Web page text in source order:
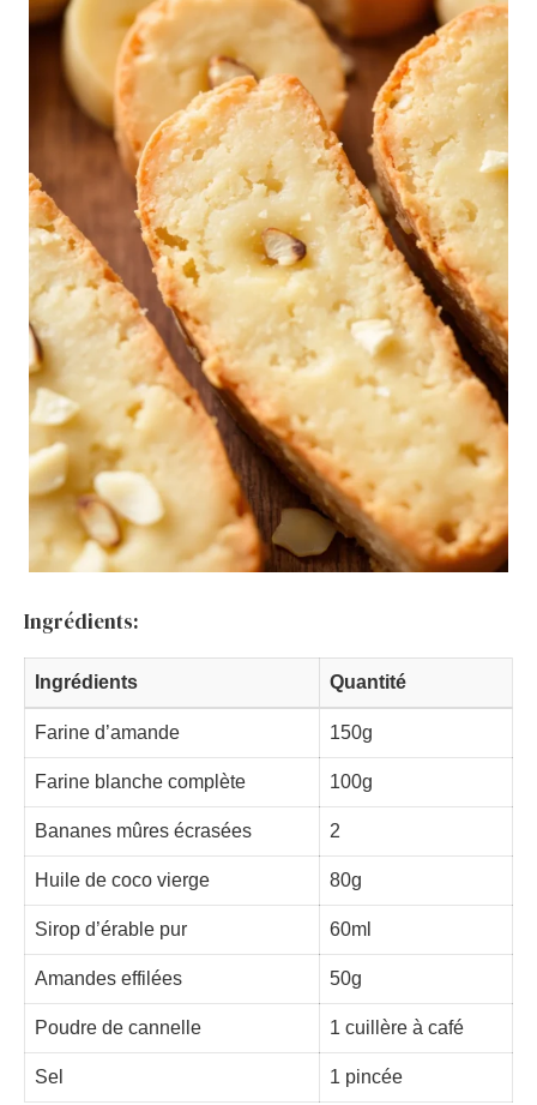
Ingrédients:
Ingrédients Quantité
Farine d’amande 150g
Farine blanche complète 100g
Bananes mûres écrasées 2
Huile de coco vierge 80g
Sirop d’érable pur 60ml
Amandes effilées 50g
Poudre de cannelle 1 cuillère à café
Sel 1 pincée